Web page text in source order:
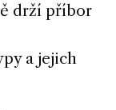
drží příbor
a jejich